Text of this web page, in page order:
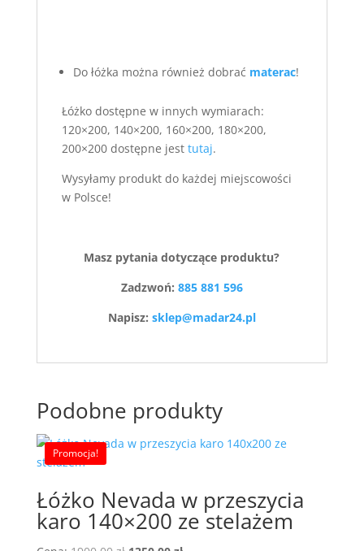
Do łóżka można również dobrać materac!
Łóżko dostępne w innych wymiarach:
120×200, 140×200, 160×200, 180×200,
200×200 dostępne jest tutaj.
Wysyłamy produkt do każdej miejscowości
w Polsce!
Masz pytania dotyczące produktu?
Zadzwoń: 885 881 596
Napisz: sklep@madar24.pl
Podobne produkty
Promocja!
Łóżko Nevada w przeszycia
karo 140×200 ze stelażem